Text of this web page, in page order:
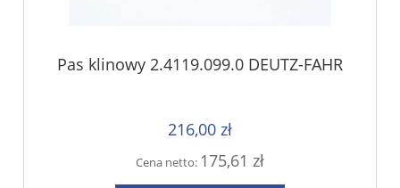
Pas klinowy 2.4119.099.0 DEUTZ-FAHR
216,00 zł
Cena netto: 175,61 zł